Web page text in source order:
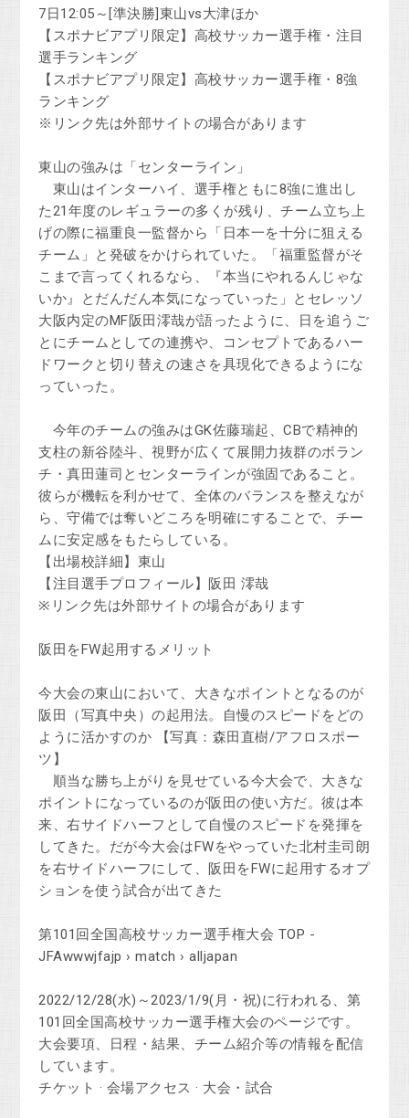
7日12:05～[準決勝]東山vs大津ほか
【スポナビアプリ限定】高校サッカー選手権・注目
選手ランキング
【スポナビアプリ限定】高校サッカー選手権・8強
ランキング
※リンク先は外部サイトの場合があります
東山の強みは「センターライン」
東山はインターハイ、選手権ともに8強に進出し
た21年度のレギュラーの多くが残り、チーム立ち上
げの際に福重良一監督から「日本一を十分に狙える
チーム」と発破をかけられていた。「福重監督がそ
こまで言ってくれるなら、『本当にやれるんじゃな
いか』とだんだん本気になっていった」とセレッソ
大阪内定のMF阪田澪哉が語ったように、日を追うご
とにチームとしての連携や、コンセプトであるハー
ドワークと切り替えの速さを具現化できるようにな
っていった。
今年のチームの強みはGK佐藤瑞起、CBで精神的
支柱の新谷陸斗、視野が広くて展開力抜群のボラン
チ・真田蓮司とセンターラインが強固であること。
彼らが機転を利かせて、全体のバランスを整えなが
ら、守備では奪いどころを明確にすることで、チー
ムに安定感をもたらしている。
【出場校詳細】東山
【注目選手プロフィール】阪田 澪哉
※リンク先は外部サイトの場合があります
阪田をFW起用するメリット
今大会の東山において、大きなポイントとなるのが
阪田（写真中央）の起用法。自慢のスピードをどの
ように活かすのか 【写真：森田直樹/アフロスポー
ツ】
順当な勝ち上がりを見せている今大会で、大きな
ポイントになっているのが阪田の使い方だ。彼は本
来、右サイドハーフとして自慢のスピードを発揮を
してきた。だが今大会はFWをやっていた北村圭司朗
を右サイドハーフにして、阪田をFWに起用するオプ
ションを使う試合が出てきた
第101回全国高校サッカー選手権大会 TOP -
JFAwwwjfajp › match › alljapan
2022/12/28(水)～2023/1/9(月・祝)に行われる、第
101回全国高校サッカー選手権大会のページです。
大会要項、日程・結果、チーム紹介等の情報を配信
しています。
‎チケット · ‎会場アクセス · ‎大会・試合